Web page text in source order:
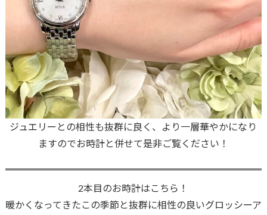
ジュエリーとの相性も抜群に良く、より一層華やかになり
ますのでお時計と併せて是非ご覧ください！
2本目のお時計はこちら！
暖かくなってきたこの季節と抜群に相性の良いグロッシーア